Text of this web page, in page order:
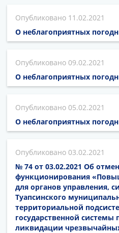
11.02.2021
О неблагоприятных
09.02.2021
О неблагоприятных
05.02.2021
О неблагоприятных
03.02.2021
№ 74 от 03.02.2021 Об
функционирования
для органов управления,
Туапсинского
территориальной
государственной системы
ликвидации